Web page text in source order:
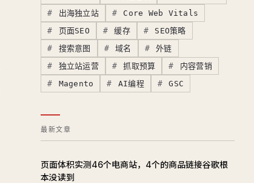
出海独立站
Core Web Vitals
页面SEO
缓存
SEO策略
搜索意图
域名
外链
独立站运营
抓取预算
内容营销
Magento
AI编程 GSC
最新文章
页面体积实测46个电商站，4个的商品链接谷歌根
本没读到